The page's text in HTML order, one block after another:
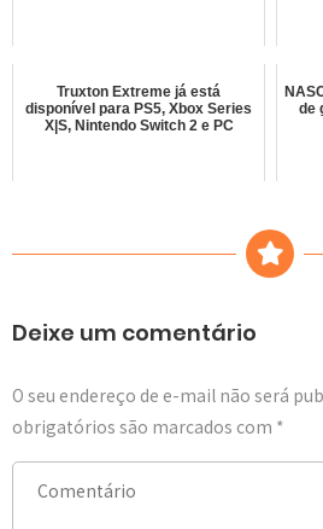
Truxton Extreme já está
disponível para PS5, Xbox Series
X|S, Nintendo Switch 2 e PC
de
Deixe um comentário
O seu endereço de e-mail não será
obrigatórios são marcados com *